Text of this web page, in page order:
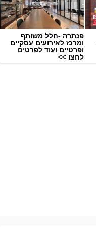
פנתרה -חלל משותף
ומרכז לאירועים עסקיים
ופרטיים ועוד לפרטים
לחצו >>